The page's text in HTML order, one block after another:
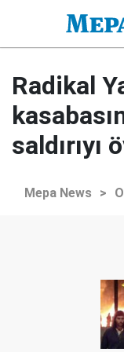
Radikal
saldırıyı
Mepa News >